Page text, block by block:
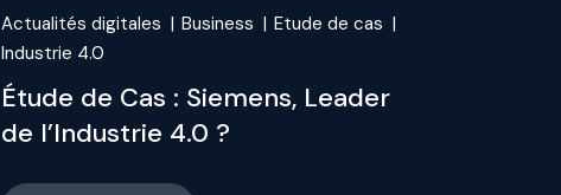
Actualités digitales Business
Etude de cas
Industrie 4.0
Étude de Cas : Siemens, Leader
de l’Industrie 4.0 ?